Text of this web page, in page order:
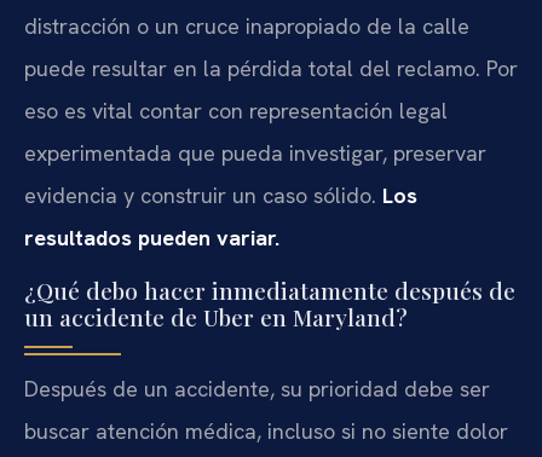
distracción o un cruce inapropiado de la calle
puede resultar en la pérdida total del reclamo. Por
eso es vital contar con representación legal
experimentada que pueda investigar, preservar
evidencia y construir un caso sólido. Los
resultados pueden variar.
¿Qué debo hacer inmediatamente después de
un accidente de Uber en Maryland?
Después de un accidente, su prioridad debe ser
buscar atención médica, incluso si no siente dolor